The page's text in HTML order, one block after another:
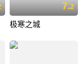
7.2
极寒之城